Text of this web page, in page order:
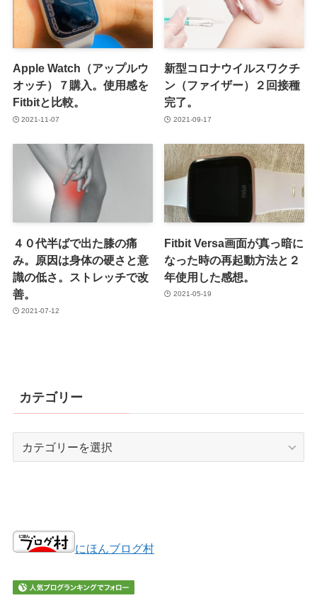
Apple Watch（アップルウ
オッチ）７購入。使用感を
Fitbitと比較。
2021-11-07
新型コロナウイルスワクチ
ン（ファイザー）２回接種
完了。
2021-09-17
４０代半ばで出た膝の痛
み。原因は身体の硬さと意
識の低さ。ストレッチで改
善。
2021-07-12
Fitbit Versa画面が真っ暗に
なった時の再起動方法と２
年使用した感想。
2021-05-19
カテゴリー
にほんブログ村